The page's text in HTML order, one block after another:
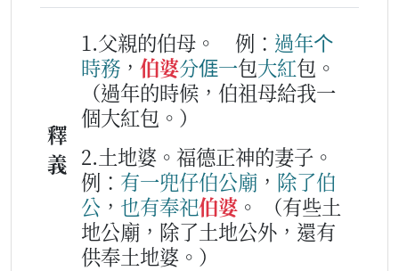
釋
義
1.父親的伯母。 例： 過年个
時務 ， 伯婆分𠊎一包大紅包。
（過年的時候，伯祖母給我一
個大紅包。）
2.土地婆。福德正神的妻子。
例： 有一兜仔伯公廟 ， 除了伯
公 ， 也有奉祀伯婆 。
（有些土
地公廟，除了土地公外，還有
供奉土地婆。）